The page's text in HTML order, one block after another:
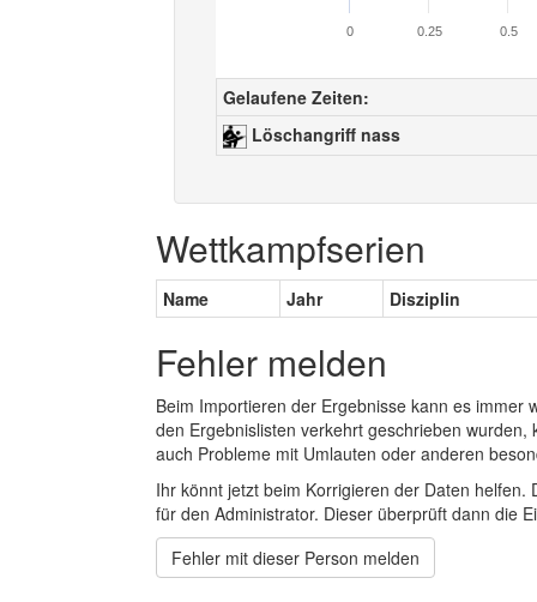
0 0.25 0.5
Gelaufene Zeiten:
Löschangriff nass
Wettkampfserien
Name Jahr Disziplin
Fehler melden
Beim Importieren der Ergebnisse kann es
den Ergebnislisten verkehrt geschrieben
auch Probleme mit Umlauten oder anderen
Ihr könnt jetzt beim Korrigieren der Daten
für den Administrator. Dieser überprüft dann die
Fehler mit dieser Person melden